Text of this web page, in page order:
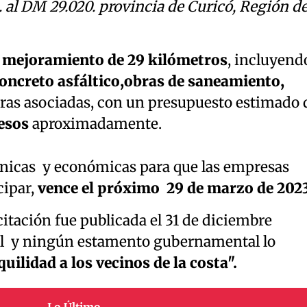
DM 29.020. provincia de Curicó, Región
de 29 kilómetros,
asfáltico,obras de saneamiento,
asociadas, con un presupuesto estimado
aproximadamente.
y económicas para que las empresas
vence el próximo 29 de marzo de
fue publicada el 31 de diciembre
y ningún estamento gubernamental lo
a los vecinos de la costa".